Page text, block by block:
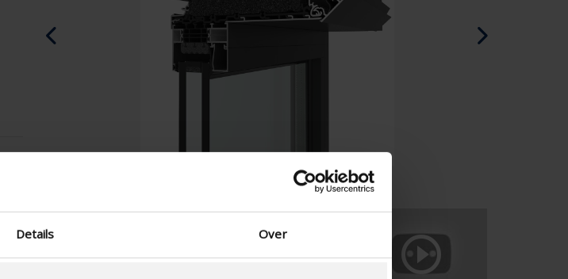
Details Over
Russisch - Rusland
Chinees - China
